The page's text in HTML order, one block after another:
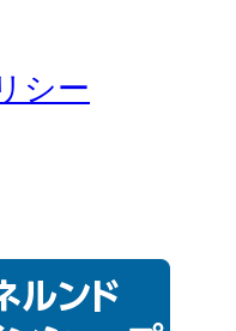
シー